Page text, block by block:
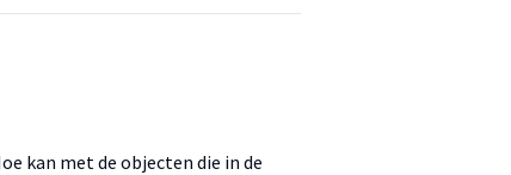
kan met de objecten die in de